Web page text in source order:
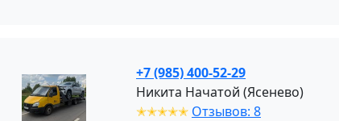
+7 (985) 400-52-29
Никита Начатой (Ясенево)
✭✭✭✭✭ Отзывов: 8